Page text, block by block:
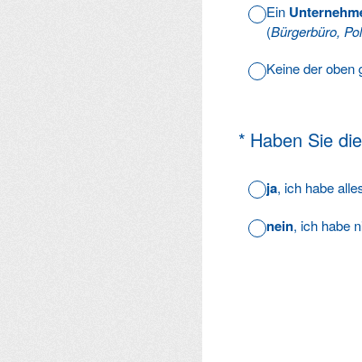
Ein
(Bürgerbüro,
Keine der oben
* Haben Sie
(Erforderlich.)
ja, ich habe
nein, ich habe